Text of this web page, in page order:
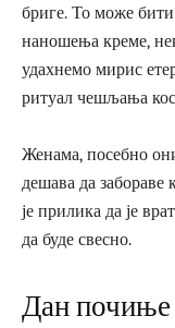
бриге. То може
наношења креме,
удахнемо мирис
ритуал чешљања
Женама, посебно
дешава да забораве
је прилика да је
да буде свесно.
Дан почиње